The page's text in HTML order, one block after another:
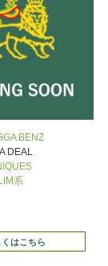
BENZ
DEAL
系
はこちら